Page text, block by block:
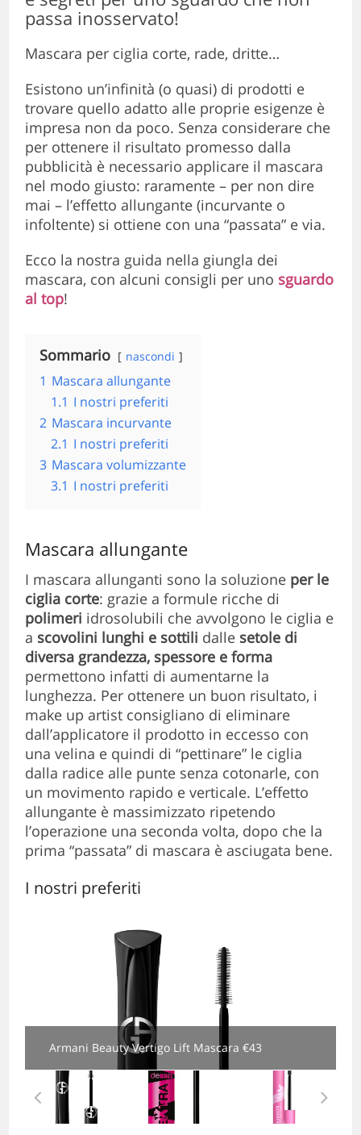
passa inosservato!
Mascara per ciglia corte, rade, dritte…
Esistono un’infinità (o quasi) di prodotti e
trovare quello adatto alle proprie esigenze è
impresa non da poco. Senza considerare che
per ottenere il risultato promesso dalla
pubblicità è necessario applicare il mascara
nel modo giusto: raramente – per non dire
mai – l’effetto allungante (incurvante o
infoltente) si ottiene con una “passata” e via.
Ecco la nostra guida nella giungla dei
mascara, con alcuni consigli per uno sguardo
al top!
Sommario nascondi
1 Mascara allungante
1.1 I nostri preferiti
2 Mascara incurvante
2.1 I nostri preferiti
3 Mascara volumizzante
3.1 I nostri preferiti
Mascara allungante
I mascara allunganti sono la soluzione per le
ciglia corte: grazie a formule ricche di
polimeri idrosolubili che avvolgono le ciglia e
a scovolini lunghi e sottili dalle setole di
diversa grandezza, spessore e forma
permettono infatti di aumentarne la
lunghezza. Per ottenere un buon risultato, i
make up artist consigliano di eliminare
dall’applicatore il prodotto in eccesso con
una velina e quindi di “pettinare” le ciglia
dalla radice alle punte senza cotonarle, con
un movimento rapido e verticale. L’effetto
allungante è massimizzato ripetendo
l’operazione una seconda volta, dopo che la
prima “passata” di mascara è asciugata bene.
I nostri preferiti
Armani Beauty Vertigo Lift Mascara €43